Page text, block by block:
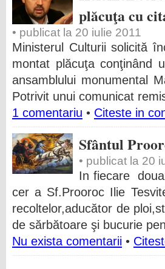
plăcuţa cu
• publicat la 20 iulie 2011
Ministerul Culturii solicită
montat plăcuţa conţinând
ansamblului monumental
Potrivit unui comunicat
1 comentariu • Citeste in
Sfântul
• publicat la 20
In fiecare
cer a Sf.Prooroc Ilie
recoltelor,aducător de
de sărbătoare şi bucurie
Nu exista comentarii •